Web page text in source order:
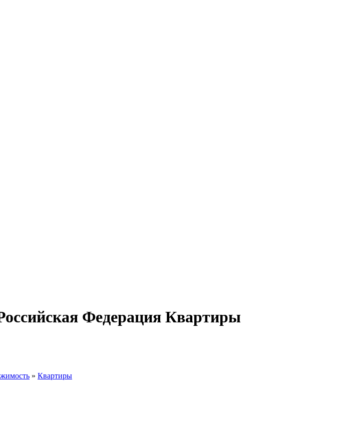
Федерация Квартиры
» Квартиры